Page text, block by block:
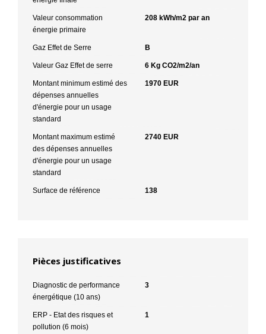
Valeur consommation
énergie primaire
208 kWh/m2 par an
Gaz Effet de Serre B
Valeur Gaz Effet de serre 6 Kg CO2/m2/an
Montant minimum estimé des
dépenses annuelles
d'énergie pour un usage
standard
1970 EUR
Montant maximum estimé
des dépenses annuelles
d'énergie pour un usage
standard
2740 EUR
Surface de référence 138
Pièces justificatives
Diagnostic de performance
énergétique (10 ans)
3
ERP - Etat des risques et
pollution (6 mois)
1